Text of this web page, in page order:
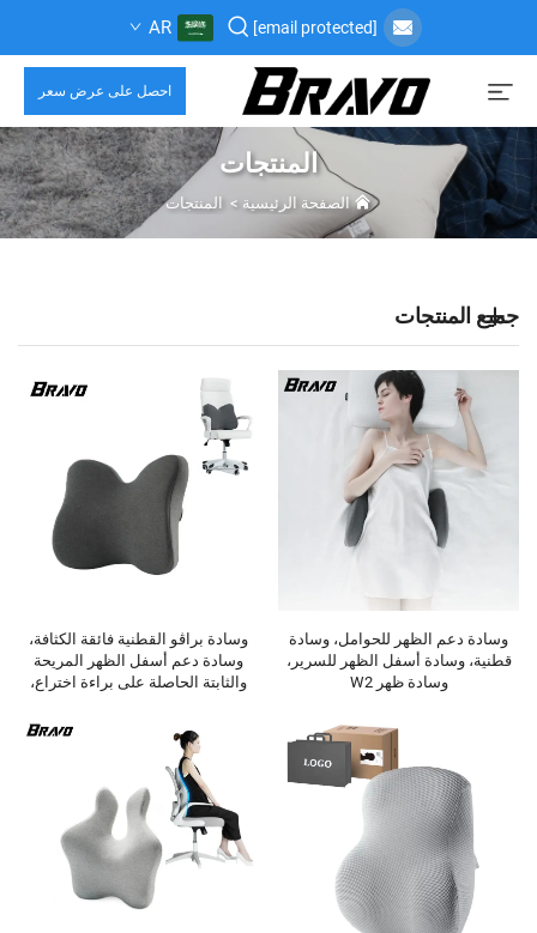
[email protected]
AR
احصل على عرض سعر
المنتجات
الصفحة الرئيسية > المنتجات
جميع المنتجات
وسادة دعم الظهر للحوامل، وسادة
قطنية، وسادة أسفل الظهر للسرير،
وسادة ظهر W2
وسادة براڤو القطنية فائقة الكثافة،
وسادة دعم أسفل الظهر المريحة
والثابتة الحاصلة على براءة اختراع،